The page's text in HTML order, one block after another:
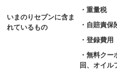
いまのりセブンに含ま
れているもの
・重量税
・自賠責保
・登録費用
・無料ク
回、オイル